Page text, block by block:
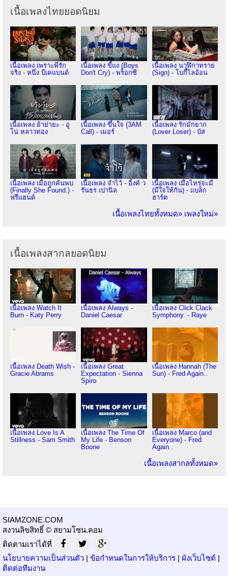
เนื้อเพลงไทยยอดนิยม
เนื้อเพลง เพราะพี่รัก
จริง - หนึ่ง บีเคแบนด์
เนื้อเพลง ขี้แง (Boys
Don't Cry) - พร็อกซี
เนื้อเพลง นาฬิกาทราย
(Sign) - โบกี้ไลอ้อน
เนื้อเพลง ย้าย่ายะ - อู
โน่ หลาวทอง
เนื้อเพลง ขึ้นใจ (3AM
Call) - เมอร์
เนื้อเพลง รักมักยาก
(Lover Loser) - บัส
เนื้อเพลง เมื่อถูกค้นพบ
(Finally She Found.) -
ฟรีแฮนด์
เนื้อเพลง จำไว้ - อิ้งค์ ว
รันธร เปานิล
เนื้อเพลง เมื่อไหร่จะมี
(มีใจให้กัน) - แบล็ก
ฮาร์ต
เนื้อเพลงไทยทั้งหมด» เพลงใหม่»
เนื้อเพลงสากลยอดนิยม
เนื้อเพลง Watch It
Burn - Katy Perry
เนื้อเพลง Always -
Daniel Caesar
เนื้อเพลง Click Clack
Symphony. - Raye
เนื้อเพลง Death Wish -
Gracie Abrams
เนื้อเพลง Great
Expectation - Sienna
Spiro
เนื้อเพลง Hannah (The
Sun) - Fred Again..
เนื้อเพลง Love Is A
Stillness - Sam Smith
เนื้อเพลง The Time Of
My Life - Benson
Boone
เนื้อเพลง Marco (and
Everyone) - Fred
Again..
เนื้อเพลงสากลทั้งหมด»
SIAMZONE.COM
สงวนลิขสิทธิ์ © สยามโซน.คอม
ติดตามเราได้ที่
นโยบายความเป็นส่วนตัว | ข้อกำหนดในการให้บริการ | ผังเว็บไซต์ |
ติดต่อทีมงาน